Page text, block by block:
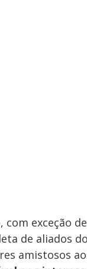
com exceção
de aliados
amistosos